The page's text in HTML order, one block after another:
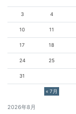
2026年8月
« 7月
3 4
10 11
17 18
24 25
31